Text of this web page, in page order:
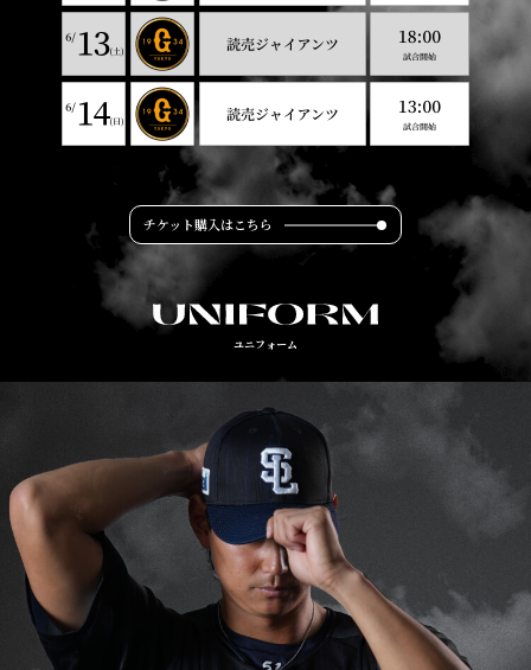
チケット購入はこちら
ユニフォーム